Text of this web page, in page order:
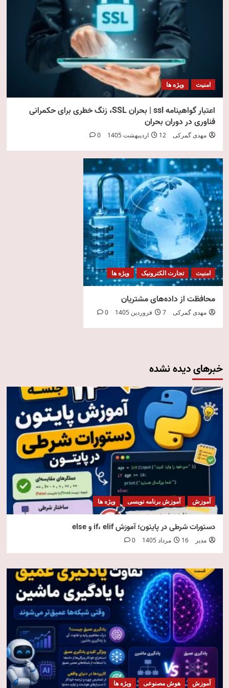
امنیت ویژه ها
اعتبار گواهینامه ssl | بحران SSL، زنگ خطری برای حکمرانی
فناوری در دوران بحران
مهدی گمرکی 12 اردیبهشت 1405 0
امنیت تجارت الکترونیک ویژه ها
محافظت از داده‌های مشتریان
مهدی گمرکی 7 فروردین 1405 0
خبرهای دیده نشده
آموزش آموزش برنامه نویسی ویژه ها
دستورات شرطی در پایتون؛ آموزش if، elif و else
مدیر 16 مرداد 1405 0
آموزش هوش مصنوعی ویژه ها